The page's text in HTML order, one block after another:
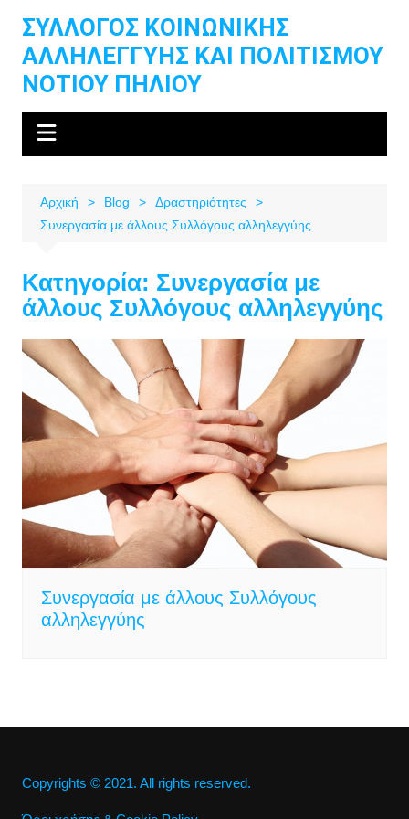
περιεχόμενο
ΣΥΛΛΟΓΟΣ ΚΟΙΝΩΝΙΚΗΣ
ΑΛΛΗΛΕΓΓΥΗΣ ΚΑΙ ΠΟΛΙΤΙΣΜΟΥ
ΝΟΤΙΟΥ ΠΗΛΙΟΥ
Αρχική Blog
Δραστηριότητες
Συνεργασία με άλλους Συλλόγους αλληλεγγύης
Κατηγορία: Συνεργασία με
άλλους Συλλόγους αλληλεγγύης
Συνεργασία με άλλους Συλλόγους
αλληλεγγύης
Copyrights © 2021. All rights reserved.